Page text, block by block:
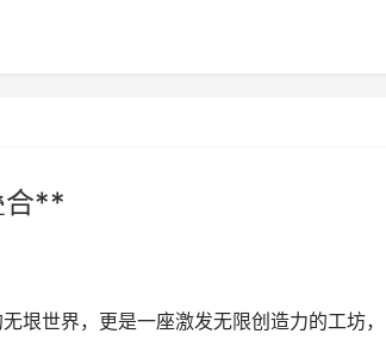
合**
垠世界，更是一座激发无限创造力的工坊，